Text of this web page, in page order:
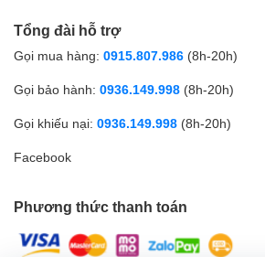
Tổng đài hỗ trợ
Gọi mua hàng: 0915.807.986 (8h-20h)
Gọi bảo hành: 0936.149.998 (8h-20h)
Gọi khiếu nại: 0936.149.998 (8h-20h)
Facebook
Phương thức thanh toán